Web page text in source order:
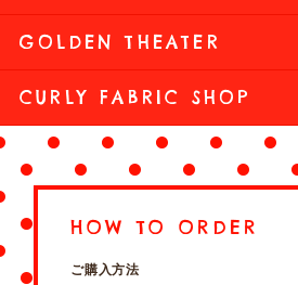
GOLDEN THEATER
CURLY FABRIC SHOP
HOW TO ORDER
ご購入方法